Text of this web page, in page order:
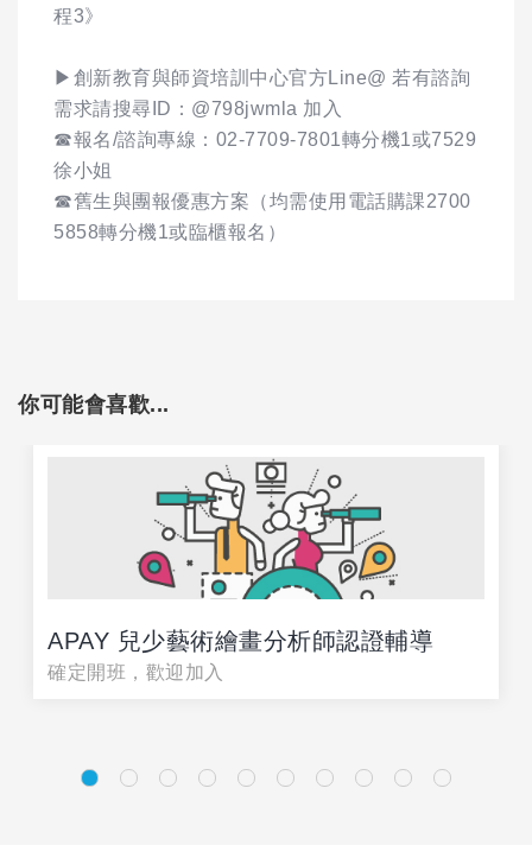
程3》
▶創新教育與師資培訓中心官方Line@ 若有諮詢
需求請搜尋ID：@798jwmla 加入
☎報名/諮詢專線：02-7709-7801轉分機1或7529
徐小姐
☎舊生與團報優惠方案（均需使用電話購課2700
5858轉分機1或臨櫃報名）
你可能會喜歡...
APAY 兒少藝術繪畫分析師認證輔導
確定開班，歡迎加入